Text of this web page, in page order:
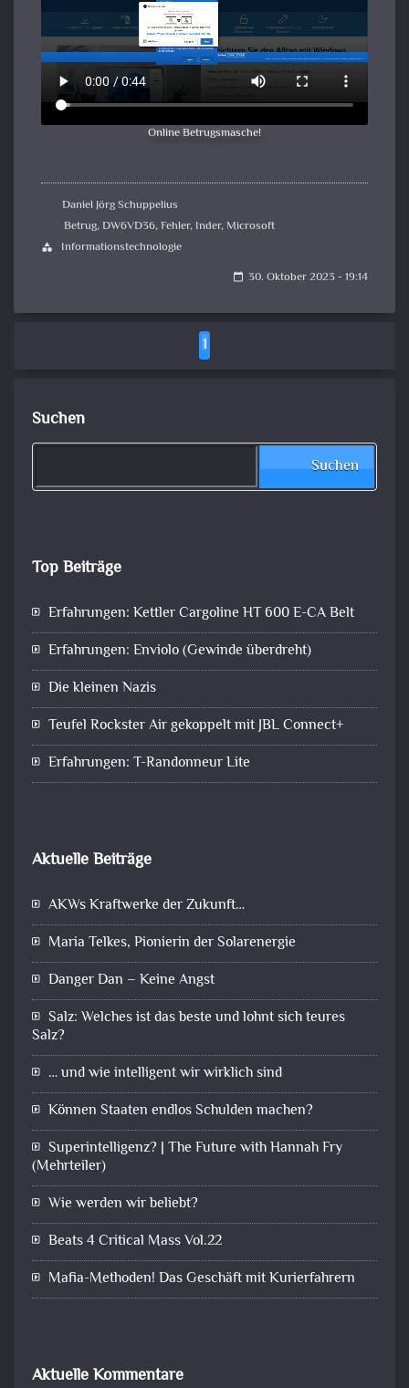
Online Betrugsmasche!
Daniel Jörg Schuppelius
Betrug,DW6VD36,Fehler, Inder, Microsoft
category Informationstechnologie
calendar_today 30. Oktober 2023 - 19:14
1
Suchen
Suchen
Top Beiträge
Erfahrungen: Kettler Cargoline HT 600 E-CA Belt
Erfahrungen: Enviolo (Gewinde überdreht)
Die kleinen Nazis
Teufel Rockster Air gekoppelt mit JBL Connect+
Erfahrungen: T-Randonneur Lite
Aktuelle Beiträge
AKWs Kraftwerke der Zukunft…
Maria Telkes, Pionierin der Solarenergie
Danger Dan – Keine Angst
Salz: Welches ist das beste und lohnt sich teures
Salz?
… und wie intelligent wir wirklich sind
Können Staaten endlos Schulden machen?
Superintelligenz? | The Future with Hannah Fry
(Mehrteiler)
Wie werden wir beliebt?
Beats 4 Critical Mass Vol.22
Mafia-Methoden! Das Geschäft mit Kurierfahrern
Aktuelle Kommentare